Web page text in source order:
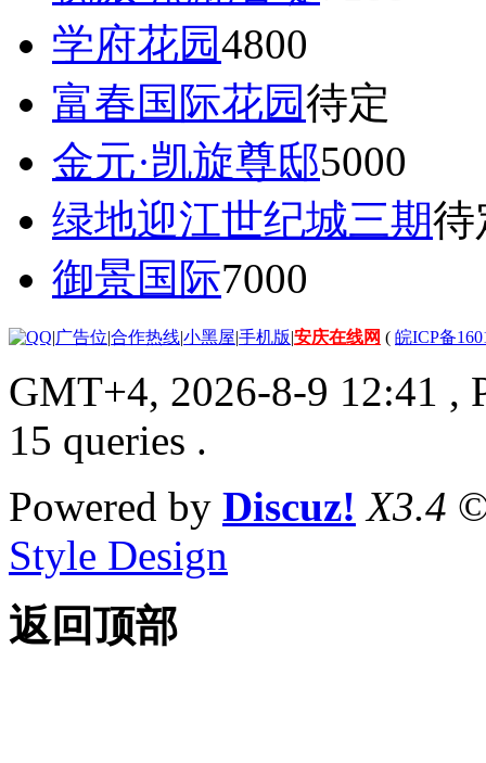
学府花园4800
富春国际花园待定
金元·凯旋尊邸5000
绿地迎江世纪城三期待
御景国际7000
|广告位|合作热线|小黑屋|手机版|安庆在线网 ( 皖ICP备
GMT+4, 2026-8-9 12:41 ,
15 queries .
Powered by Discuz! X3.4
Style Design
返回顶部